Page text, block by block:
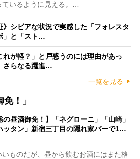
ているように見える。…
》シビアな状況で実感した「フォレスタ
」と「スト…
れが軽？」と戸惑うのには理由があっ
さらなる躍進…
一覧を見る
！」
の昼酒御免！】「ネグローニ」「山崎」
ッタン」新宿三丁目の隠れ家バーで1…
ものだが、昼から飲むお酒にはまた格